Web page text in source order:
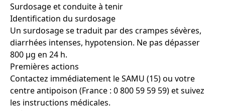
Surdosage et conduite à tenir
Identification du surdosage
Un surdosage se traduit par des crampes sévères,
diarrhées intenses, hypotension. Ne pas dépasser
800 µg en 24 h.
Premières actions
Contactez immédiatement le SAMU (15) ou votre
centre antipoison (France : 0 800 59 59 59) et suivez
les instructions médicales.